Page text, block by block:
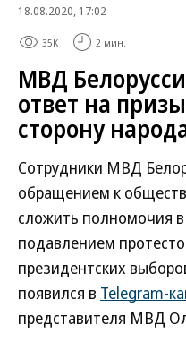
18.08.2020, 17:02
35K 2 мин.
МВД
ответ на
сторону
Сотрудники МВД
обращением к
сложить полномочия
подавлением
президентских
появился в Telegram-
представителя МВД